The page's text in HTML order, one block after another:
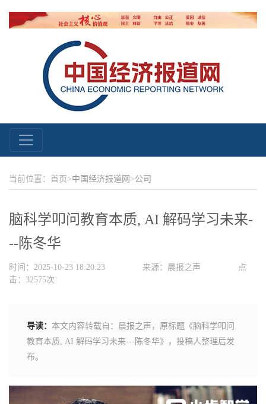
当前位置：首页>中国经济报道网 >公司
脑科学叩问教育本质, AI 解码学习未来-
--陈冬华
时间：2025-10-23 18:20:23 来源：晨报之声
点
击：32575次
导读： 本文内容转载自：晨报之声，原标题《脑科学叩问
教育本质, AI 解码学习未来---陈冬华》，投稿人整理后发
布。